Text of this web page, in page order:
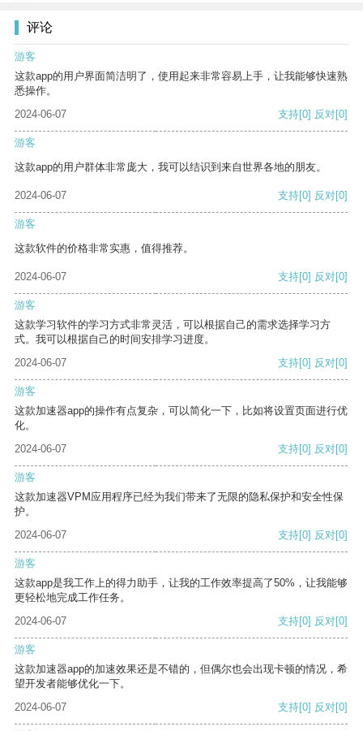
评论
游客
这款app的用户界面简洁明了，使用起来非常容易上手，让我能够快速熟
悉操作。
2024-06-07
支持[0] 反对[0]
游客
这款app的用户群体非常庞大，我可以结识到来自世界各地的朋友。
2024-06-07 支持[0] 反对[0]
游客
这款软件的价格非常实惠，值得推荐。
2024-06-07 支持[0] 反对[0]
游客
这款学习软件的学习方式非常灵活，可以根据自己的需求选择学习方
式。我可以根据自己的时间安排学习进度。
2024-06-07
支持[0] 反对[0]
游客
这款加速器app的操作有点复杂，可以简化一下，比如将设置页面进行优
化。
2024-06-07
支持[0] 反对[0]
游客
这款加速器VPM应用程序已经为我们带来了无限的隐私保护和安全性保
护。
2024-06-07
支持[0] 反对[0]
游客
这款app是我工作上的得力助手，让我的工作效率提高了50%，让我能够
更轻松地完成工作任务。
2024-06-07
支持[0] 反对[0]
游客
这款加速器app的加速效果还是不错的，但偶尔也会出现卡顿的情况，希
望开发者能够优化一下。
2024-06-07
支持[0] 反对[0]